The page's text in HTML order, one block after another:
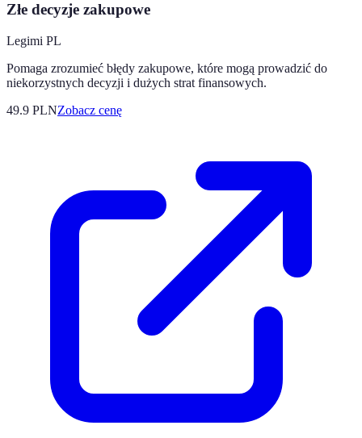
Złe decyzje zakupowe
Legimi PL
Pomaga zrozumieć błędy zakupowe, które mogą prowadzić do
niekorzystnych decyzji i dużych strat finansowych.
49.9 PLNZobacz cenę